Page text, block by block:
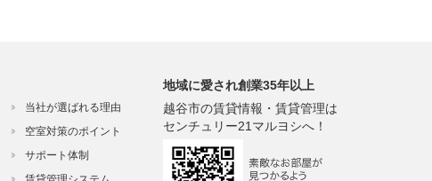
当社が選ばれる理由
空室対策のポイント
サポート体制
地域に愛され創業35年以上
越谷市の賃貸情報・賃貸管理は
センチュリー21マルヨシへ！